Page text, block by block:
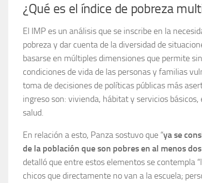
¿Qué es el índice de pobreza
El IMP es un análisis que se inscribe en la
pobreza y dar cuenta de la diversidad de
basarse en múltiples dimensiones que permite
condiciones de vida de las personas y familias
toma de decisiones de políticas públicas más
ingreso son: vivienda, hábitat y servicios
salud.
En relación a esto, Panza sostuvo que “ya se
de la población que son pobres en al menos
detalló que entre estos elementos se contempla
chicos que directamente no van a la escuela;